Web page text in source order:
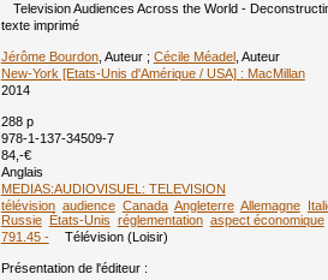
Television Audiences Across the World -
texte imprimé
Jérôme Bourdon, Auteur ; Cécile Méadel , Auteur
New-York [Etats-Unis d'Amérique / USA] : MacMillan
2014
288 p
978-1-137-34509-7
84,-€
Anglais
MEDIAS:AUDIOVISUEL: TELEVISION
télévision audience Canada Angleterre Allemagne
Russie
États-Unis réglementation aspect économique
791.45 - Télévision (Loisir)
Présentation de l'éditeur :